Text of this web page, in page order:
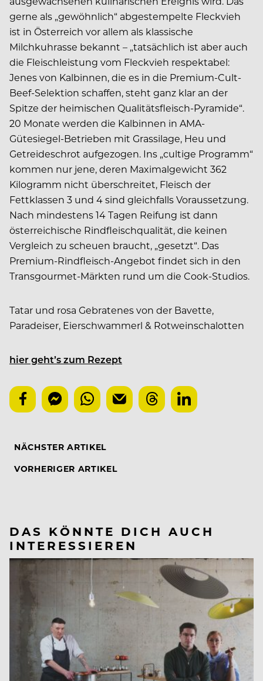
gerne als „gewöhnlich“ abgestempelte Fleckvieh
ist in Österreich vor allem als klassische
Milchkuhrasse bekannt – „tatsächlich ist aber auch
die Fleischleistung vom Fleckvieh respektabel:
Jenes von Kalbinnen, die es in die Premium-Cult-
Beef-Selektion schaffen, steht ganz klar an der
Spitze der heimischen Qualitätsfleisch-Pyramide“.
20 Monate werden die Kalbinnen in AMA-
Gütesiegel-Betrieben mit Grassilage, Heu und
Getreideschrot aufgezogen. Ins „cultige Programm“
kommen nur jene, deren Maximalgewicht 362
Kilogramm nicht überschreitet, Fleisch der
Fettklassen 3 und 4 sind gleichfalls Voraussetzung.
Nach mindestens 14 Tagen Reifung ist dann
österreichische Rindfleischqualität, die keinen
Vergleich zu scheuen braucht, „gesetzt“. Das
Premium-Rindfleisch-Angebot findet sich in den
Transgourmet-Märkten rund um die Cook-Studios.
Tatar und rosa Gebratenes von der Bavette,
Paradeiser, Eierschwammerl & Rotweinschalotten
hier geht’s zum Rezept
NÄCHSTER ARTIKEL
VORHERIGER ARTIKEL
DAS KÖNNTE DICH AUCH
INTERESSIEREN